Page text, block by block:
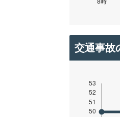
交通事故